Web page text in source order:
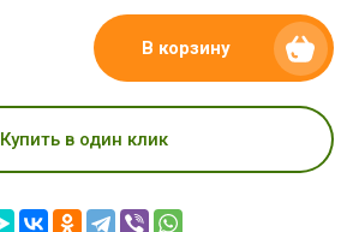
В корзину
Купить в один клик